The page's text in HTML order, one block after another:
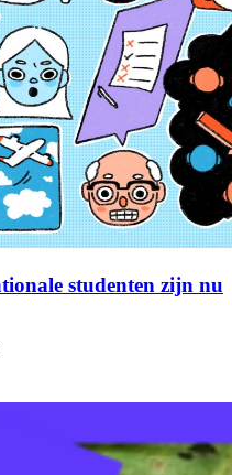
studenten zijn nu